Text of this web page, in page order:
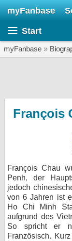
myFanbase
Start
myFanbase »
François
François Chau
Penh, der
jedoch
von 6 Jahren ist
Ho Chi Minh
aufgrund des
So spricht er
Französisch.